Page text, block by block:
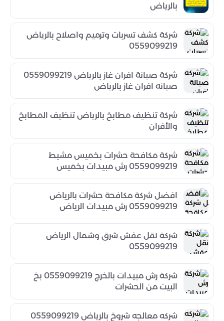
بالرياض
شركة كشف تسربات وترميم واصلاح بالرياض
0559099219
شركة صيانة افران غاز بالرياض 0559099219
صيانه افران غاز بالرياض
شركة تنظيف مطابخ بالرياض تنظيف المطابخ
والأفران
شركة مكافحة حشرات بخميس مشيط
0559099219 رش مبيدات بخميس
افضل شركة مكافحة حشرات بالرياض
0559099219 رش مبيدات الرياض
شركة نقل عفش شرق وشمال الرياض
0559099219
شركة رش مبيدات بالخرج 0559099219 بخ
البيت من الحشرات
شركه معالجه شروخ بالرياض 0559099219